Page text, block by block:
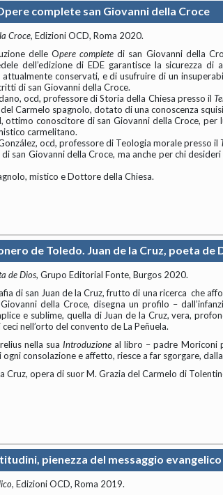
complete san Giovanni della Croce
Croce, Edizioni OCD, Roma 2020.
delle Opere complete di san Giovanni della
dell’edizione di EDE garantisce la sicurezza
conservati, e di usufruire di un
di san Giovanni della Croce.
ocd, professore di Storia della Chiesa presso il
Carmelo spagnolo, dotato di una conoscenza
ottimo conoscitore di san Giovanni della Croce,
carmelitano.
ocd, professore di Teologia morale presso il
san Giovanni della Croce, ma anche per chi
mistico e Dottore della Chiesa.
de Toledo. Juan de la Cruz, poeta de
de Dios, Grupo Editorial Fonte, Burgos 2020.
di san Juan de la Cruz, frutto di una ricerca che
della Croce, disegna un profilo –
e sublime, quella di Juan de la Cruz, vera,
nell’orto del convento de La Peñuela.
nella sua Introduzione al libro – padre Moriconi
consolazione e affetto, riesce a far sgorgare, dalla
Cruz, opera di suor M. Grazia del Carmelo di
pienezza del messaggio evangelico
, Edizioni OCD, Roma 2019.